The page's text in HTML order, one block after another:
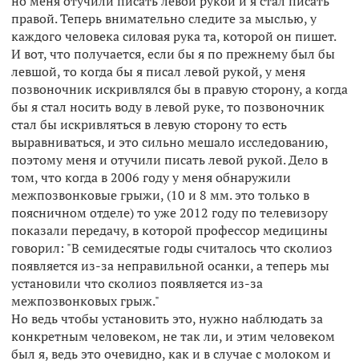
правой. Теперь внимательно следите за мыслью, у
каждого человека силовая рука та, которой он пишет.
И вот, что получается, если бы я по прежнему был бы
левшой, то когда бы я писал левой рукой, у меня
позвоночник искривлялся бы в правую сторону, а когда
бы я стал носить воду в левой руке, то позвоночник
стал бы искривляться в левую сторону то есть
выравниваться, и это сильно мешало исследованию,
поэтому меня и отучили писать левой рукой. Дело в
том, что когда в 2006 году у меня обнаружили
межпозвонковые грыжи, (10 и 8 мм. это только в
поясничном отделе) то уже 2012 году по телевизору
показали передачу, в которой профессор медицины
говорил: "В семидесятые годы считалось что сколиоз
появляется из-за неправильной осанки, а теперь мы
установили что сколиоз появляется из-за
межпозвонковых грыж."
Но ведь чтобы установить это, нужно наблюдать за
конкретным человеком, не так ли, и этим человеком
был я, ведь это очевидно, как и в случае с молоком и